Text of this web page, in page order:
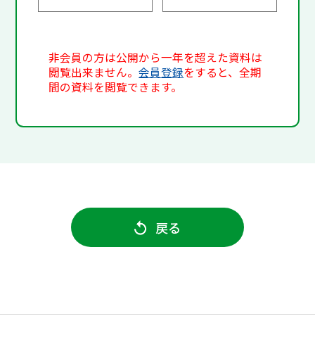
非会員の方は公開から一年を超えた資料は
閲覧出来ません。会員登録をすると、全期
間の資料を閲覧できます。
戻る